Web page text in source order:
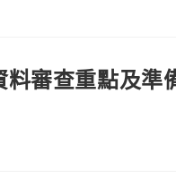
審查重點及準